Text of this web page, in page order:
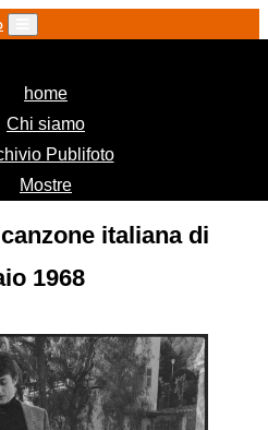
home(current)
Chi siamo
Publifoto
Mostre
italiana di
1968